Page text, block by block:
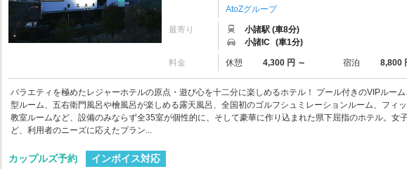
AtoZグループ
最寄り
小諸駅 (車8分)
小諸IC (車1分)
料金 休憩 4,300 円 ～ 宿泊 8,800
バラエティを極めたレジャーホテルの原点・遊び心を十二分に楽しめるホテル！ プール付きのVIPルー
型ルーム、五右衛門風呂や檜風呂が楽しめる露天風呂、全国初のゴルフシュミレーションルーム、フィ
教室ルームなど、設備のみならず全35室が個性的に、そして豪華に作り込まれた県下屈指のホテル。女
ど、利用者のニーズに応えたプラン...
カップルズ予約
インボイス対応